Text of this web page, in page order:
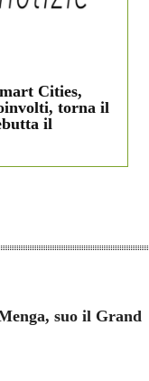
Cities,
torna il
il
suo il Grand